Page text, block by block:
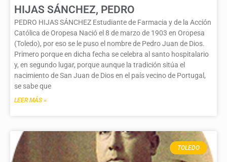
HIJAS SÁNCHEZ, PEDRO
PEDRO HIJAS SÁNCHEZ Estudiante de Farmacia y de la Acción
Católica de Oropesa Nació el 8 de marzo de 1903 en Oropesa
(Toledo), por eso se le puso el nombre de Pedro Juan de Dios.
Primero porque en dicha fecha se celebra al santo hospitalario
y, en segundo lugar, porque aunque la tradición sitúa el
nacimiento de San Juan de Dios en el país vecino de Portugal,
se sabe que
LEER MÁS »
TOLEDO